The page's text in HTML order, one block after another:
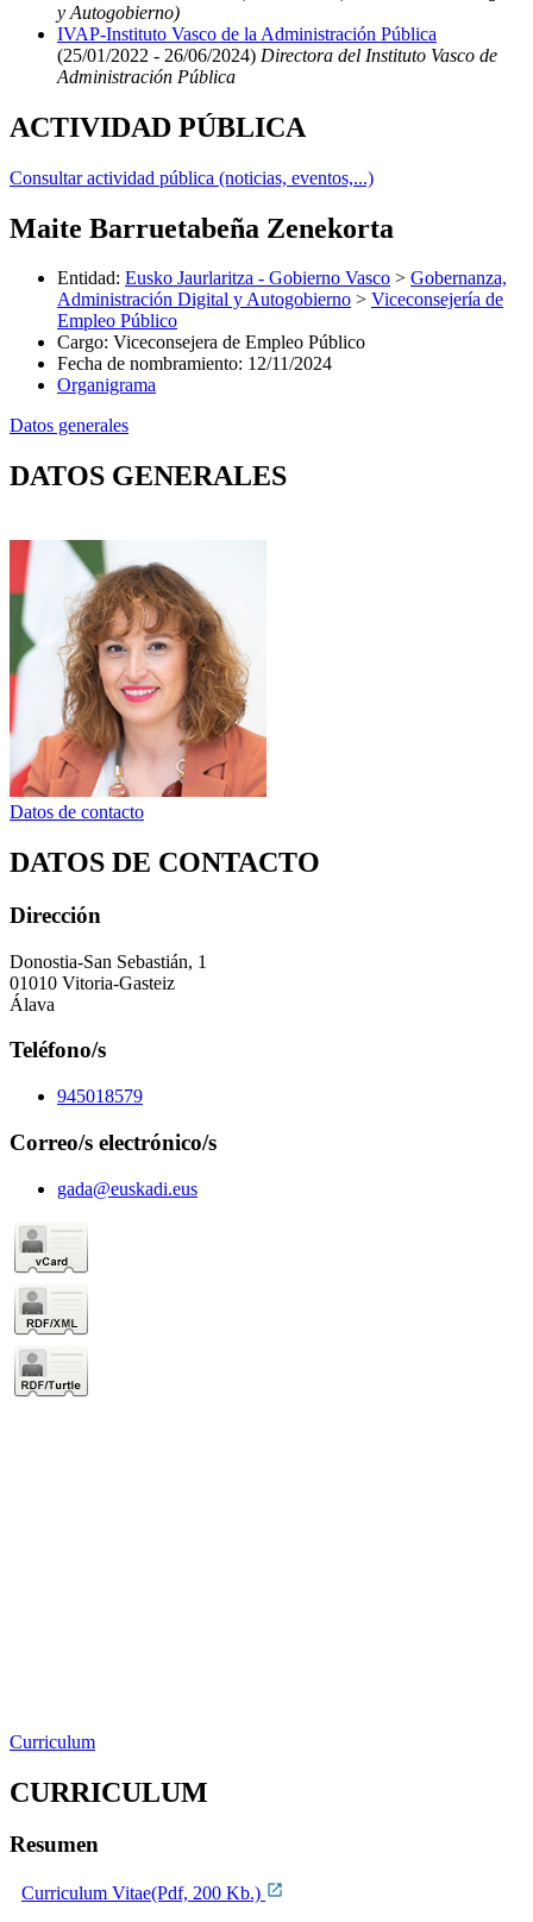
y Autogobierno)
IVAP-Instituto Vasco de la Administración Pública
(25/01/2022 - 26/06/2024) Directora del Instituto Vasco de
Administración Pública
ACTIVIDAD PÚBLICA
Consultar actividad pública (noticias, eventos,...)
Maite Barruetabeña Zenekorta
Entidad: Eusko Jaurlaritza - Gobierno Vasco > Gobernanza,
Administración Digital y Autogobierno > Viceconsejería de
Empleo Público
Cargo: Viceconsejera de Empleo Público
Fecha de nombramiento: 12/11/2024
Organigrama
Datos generales
DATOS GENERALES
Datos de contacto
DATOS DE CONTACTO
Dirección
Donostia-San Sebastián, 1
01010 Vitoria-Gasteiz
Álava
Teléfono/s
945018579
Correo/s electrónico/s
gada@euskadi.eus
Curriculum
CURRICULUM
Resumen
Curriculum Vitae(Pdf, 200 Kb.)